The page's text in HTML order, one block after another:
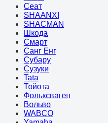
Сеат
SHAANXI
SHACMAN
Шкода
Смарт
Санг Енг
Субару
Сузуки
Tata
Тойота
Фольксваген
Вольво
WABCO